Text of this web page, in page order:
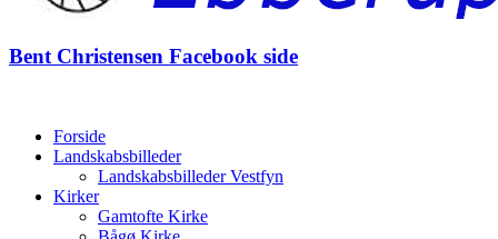
Bent Christensen Facebook side
Forside
Landskabsbilleder
Landskabsbilleder Vestfyn
Kirker
Gamtofte Kirke